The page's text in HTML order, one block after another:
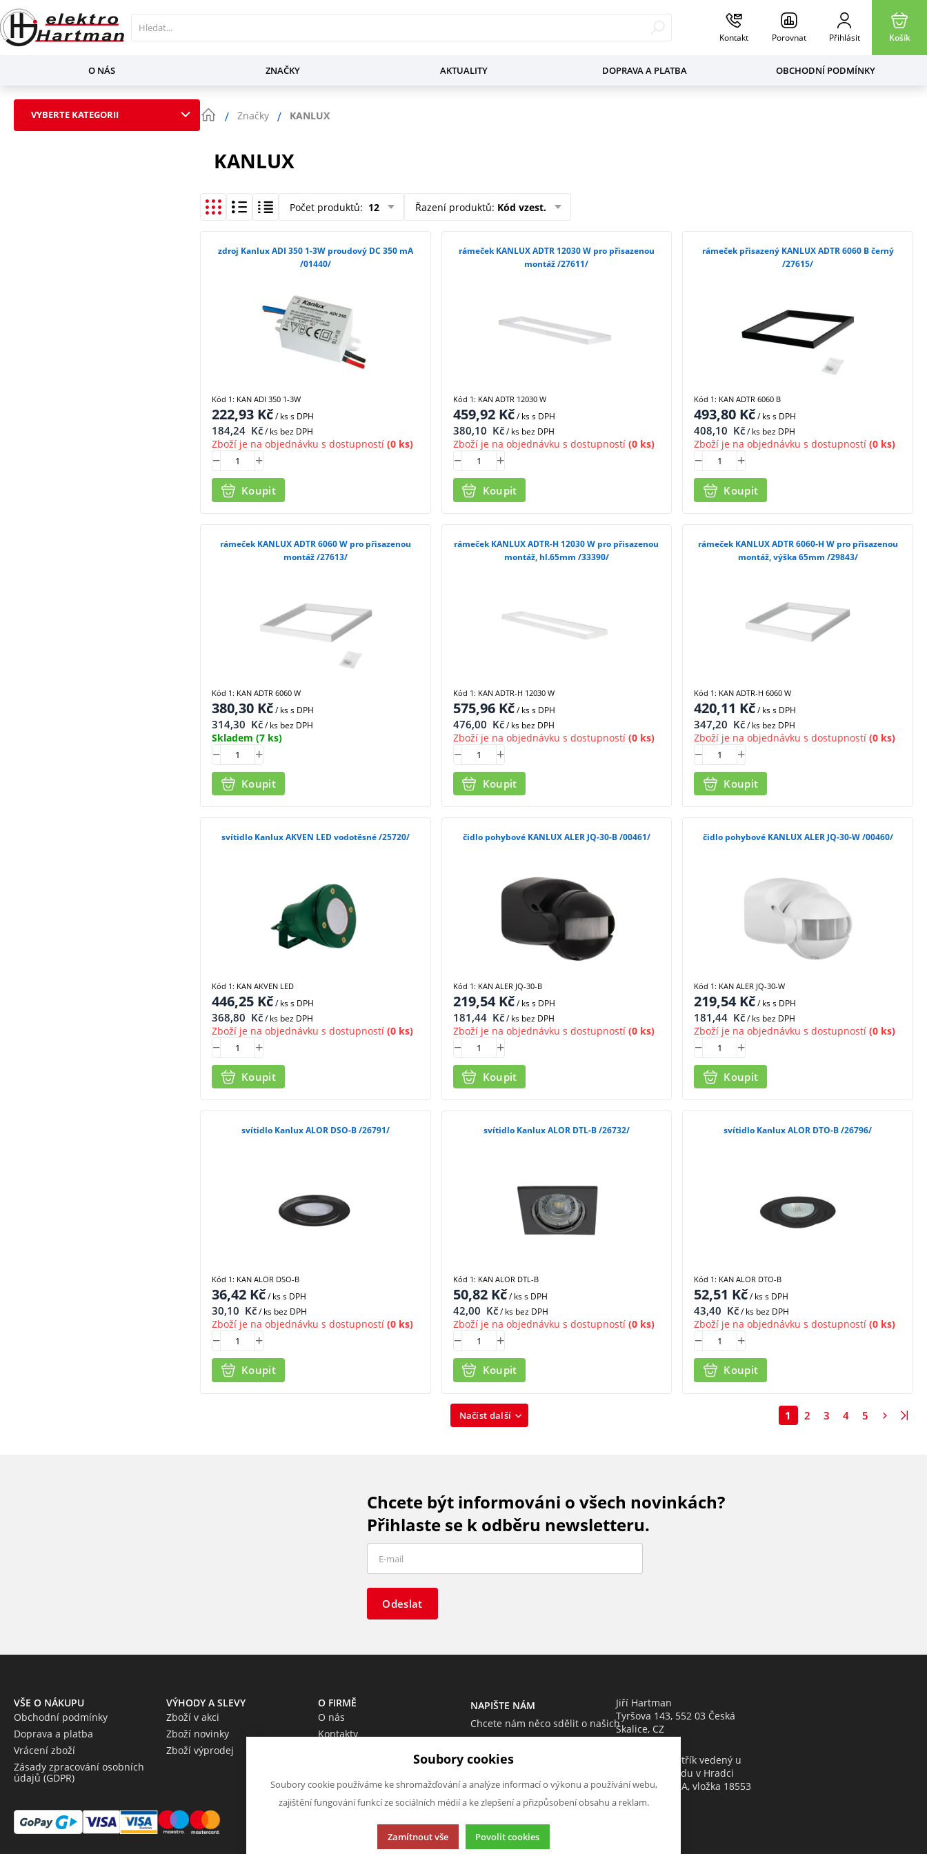
Kontakt Porovnat Přihlásit Košík
O NÁS ZNAČKY AKTUALITY DOPRAVA A PLATBA OBCHODNÍ PODMÍNKY
VYBERTE KATEGORII Značky KANLUX
KANLUX
Počet produktů: 12 Řazení produktů: Kód vzest.
zdroj Kanlux ADI 350 1-3W proudový DC 350 mA
/01440/
222,93 Kč/ kss DPH
184,24 Kč/ ks bez DPH
Zboží je na objednávku s dostupností (0 ks)
Koupit
Kód 1: KAN ADI 350 1-3W
rámeček KANLUX ADTR 12030 W pro přisazenou
montáž /27611/
459,92Kč/ kss DPH
380,10 Kč/ ks bez DPH
Zboží je na objednávku s dostupností(0 ks)
Koupit
Kód 1: KAN ADTR 12030 W
rámeček přisazený KANLUX ADTR 6060 B černý
/27615/
493,80 Kč/ kss DPH
408,10 Kč/ ks bez DPH
Zboží je na objednávku s dostupností (0 ks)
Koupit
Kód 1: KAN ADTR 6060 B
rámeček KANLUX ADTR 6060 W pro přisazenou
montáž /27613/
380,30 Kč/ kss DPH
314,30 Kč/ ks bez DPH
Skladem (7 ks)
Koupit
Kód 1: KAN ADTR 6060 W
rámeček KANLUX ADTR-H 12030 W pro přisazenou
montáž, hl.65mm /33390/
575,96Kč/ kss DPH
476,00 Kč/ ks bez DPH
Zboží je na objednávku s dostupností(0 ks)
Koupit
Kód 1: KAN ADTR-H 12030 W
rámeček KANLUX ADTR 6060-H W pro přisazenou
montáž, výška 65mm /29843/
420,11 Kč/ kss DPH
347,20 Kč/ ks bez DPH
Zboží je na objednávku s dostupností (0 ks)
Koupit
Kód 1: KAN ADTR-H 6060 W
svítidlo Kanlux AKVEN LED vodotěsné /25720/
446,25 Kč/ kss DPH
368,80 Kč/ ks bez DPH
Zboží je na objednávku s dostupností (0 ks)
Koupit
Kód 1: KAN AKVEN LED
čidlo pohybové KANLUX ALER JQ-30-B /00461/
219,54Kč/ kss DPH
181,44 Kč/ ks bez DPH
Zboží je na objednávku s dostupností(0 ks)
Koupit
Kód 1: KAN ALER JQ-30-B
čidlo pohybové KANLUX ALER JQ-30-W /00460/
219,54Kč/ kss DPH
181,44 Kč/ ks bez DPH
Zboží je na objednávku s dostupností (0 ks)
Koupit
Kód 1: KAN ALER JQ-30-W
svítidlo Kanlux ALOR DSO-B /26791/
36,42 Kč/ kss DPH
30,10 Kč/ ks bez DPH
Zboží je na objednávku s dostupností (0 ks)
Koupit
Kód 1: KAN ALOR DSO-B
svítidlo Kanlux ALOR DTL-B /26732/
50,82Kč/ kss DPH
42,00 Kč/ ks bez DPH
Zboží je na objednávku s dostupností(0 ks)
Koupit
Kód 1: KAN ALOR DTL-B
svítidlo Kanlux ALOR DTO-B /26796/
52,51 Kč/ kss DPH
43,40 Kč/ ks bez DPH
Zboží je na objednávku s dostupností (0 ks)
Koupit
Kód 1: KAN ALOR DTO-B
Načíst další 1 2 3 4 5
Chcete být informováni o všech novinkách?
Přihlaste se k odběru newsletteru.
Odeslat
VŠE O NÁKUPU
Obchodní podmínky
Doprava a platba
Vrácení zboží
Zásady zpracování osobních
údajů (GDPR)
VÝHODY A SLEVY
Zboží v akci
Zboží novinky
Zboží výprodej
O FIRMĚ
O nás
Kontakty
NAPIŠTE NÁM
Chcete nám něco sdělit o našich
Neváhejte napsat.
Chci napsat zprávu
Jiří Hartman
Tyršova 143, 552 03 Česká
Skalice, CZ
Obchodní rejstřík vedený u
Krajského soudu v Hradci
Králové, oddíl A, vložka 18553
Soubory cookies
Soubory cookie používáme ke shromažďování a analýze informací o výkonu a používání webu,
zajištění fungování funkcí ze sociálních médií a ke zlepšení a přizpůsobení obsahu a reklam.
Zamítnout vše Povolit cookies